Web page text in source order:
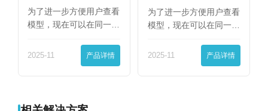
篇】
为了进一步方便用户查看
模型，现在可以在同一
2025-11 产品详情
篇】
为了进一步方便用户查看
模型，现在可以在同一
2025-11 产品详情